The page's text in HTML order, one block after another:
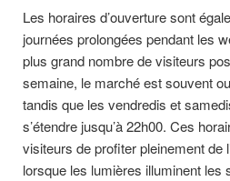
Les horaires d’ouverture sont
journées prolongées pendant les
plus grand nombre de visiteurs
semaine, le marché est souvent
tandis que les vendredis et
s’étendre jusqu’à 22h00. Ces
visiteurs de profiter pleinement de
lorsque les lumières illuminent les